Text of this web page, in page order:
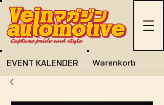
Warenkorb
EVENT KALENDER